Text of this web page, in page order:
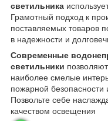
светильника
Грамотный подход к
поставляемых товаров
в надежности и
Современные
светильники
наиболее смелые
пожарной безопасности
Позвольте себе
качеством освещения